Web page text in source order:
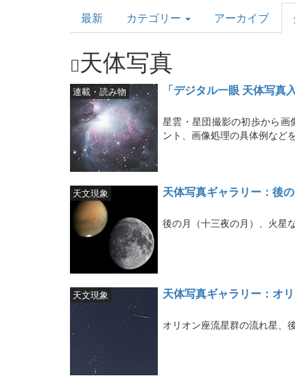
Topics
最新 カテゴリー アーカイブ
天体写真
「デジタル一眼 天体写
連載・読み物
星雲・星団撮影の初歩から
ント、画像処理の具体例など
天体写真ギャラリー：後
天文現象
後の月（十三夜の月）、火星な
天体写真ギャラリー：オ
天文現象
オリオン座流星群の流れ星、